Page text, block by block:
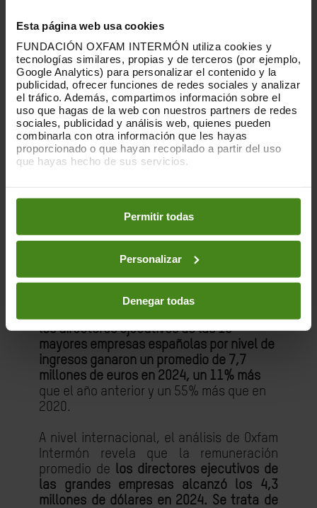
Esta página web usa cookies
FUNDACIÓN OXFAM INTERMÓN utiliza cookies y
tecnologías similares, propias y de terceros (por ejemplo,
Google Analytics) para personalizar el contenido y la
publicidad, ofrecer funciones de redes sociales y analizar
el tráfico. Además, compartimos información sobre el
uso que hagas de la web con nuestros partners de redes
sociales, publicidad y análisis web, quienes pueden
combinarla con otra información que les hayas
proporcionado o que hayan recopilado a partir del uso
que hayas hecho de sus servicios.
preferencias accediendo a nuestraPolítica de Cookieso
en los botones facilitados a continuación:
Permitir todas
Personalizar
Denegar todas
Aprobar por ley que las subidas del SMI se
lleven a cabo de forma automática
anualmente y que la administración tenga
salarios de referencia a la hora de hacer
contrataciones de servicios. Esta
actualización permanente del SMI es, de
hecho, un compromiso del acuerdo de
Gobierno de 2023.
de menores en el hogar.
directores ejecutivos
En 2024, el incremento salarial real en
los directores ejecutivos de las 10
mayores empresas españolas por nivel de
ingresos ganaron un promedio de 7,7
millones de euros en 2024, un 11% más
que el año anterior y un 55% más que en
2020.
A nivel internacional, el análisis de Oxfam
Intermón revela que la remuneración
promedio de los directores ejecutivos de
las grandes empresas alcanzó los 4,3
millones de dólares en 2024. Se trata de